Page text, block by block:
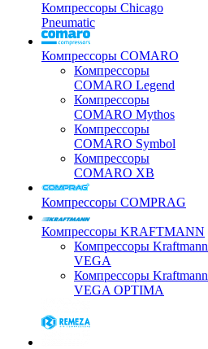
Компрессоры Chicago
Pneumatic
Компрессоры COMARO
Компрессоры
COMARO Legend
Компрессоры
COMARO Mythos
Компрессоры
COMARO Symbol
Компрессоры
COMARO XB
Компрессоры COMPRAG
Компрессоры KRAFTMANN
Компрессоры Kraftmann
VEGA
Компрессоры Kraftmann
VEGA OPTIMA